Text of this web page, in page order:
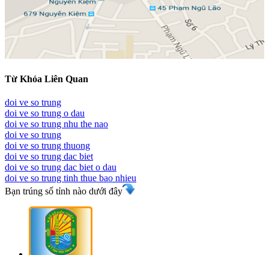
Từ Khóa Liên Quan
doi ve so trung
doi ve so trung o dau
doi ve so trung nhu the nao
doi ve so trung
doi ve so trung thuong
doi ve so trung dac biet
doi ve so trung dac biet o dau
doi ve so trung tinh thue bao nhieu
Bạn trúng số tỉnh nào dưới đây